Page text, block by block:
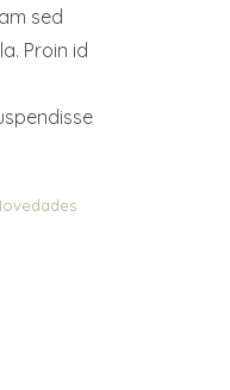
sed
Proin id